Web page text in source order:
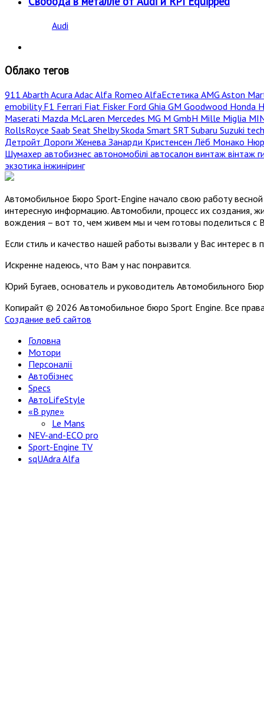
Audi
Облако тегов
911 Abarth AcuraAdacAlfa Romeo AlfaЕстетика AMG Aston
emobilityF1 Ferrari Fiat Fisker Ford Ghia GM Goodwood Honda
Maserati Mazda McLaren Mercedes MG M GmbH Mille Miglia
RollsRoyce Saab Seat ShelbySkoda Smart SRT Subaru Suzuki
Детройт Дороги Женева Занарди Кристенсен Лёб Монако
Шумахер автобизнес автономобілі автосалон винтаж вінтаж
экзотика інжиніринг
Автомобильное Бюро Sport-Engine начало свою работу
интересную информацию. Автомобили, процесс их создания,
вождения – вот то, чем живем мы и чем готовы поделиться с
Если стиль и качество нашей работы вызвали у Вас интерес в
Искренне надеюсь, что Вам у нас понравится.
Юрий Бугаев, основатель и руководитель Автомобильного
Копирайт © 2026 Автомобильное бюро Sport Engine. Все
Создание веб сайтов
Головна
Мотори
Персоналії
Автобізнес
Specs
АвтоLifeStyle
«В руле»
Le Mans
NEV-and-ECO pro
Sport-Engine TV
sqUAdra Alfa